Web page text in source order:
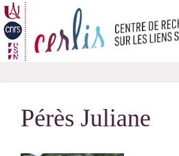
Passer
au
contenu
Pérès Juliane